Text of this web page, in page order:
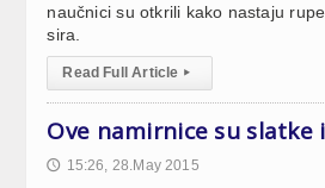
naučnici su otkrili kako nastaju
sira.
Read Full Article ▸
Ove namirnice su slatke
🕔 15:26, 28.May 2015